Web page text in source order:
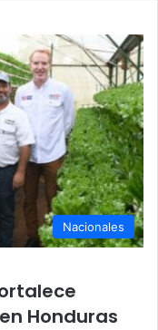
Nacionales
Honduras